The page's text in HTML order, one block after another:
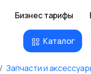
Бизнес тарифы
Каталог
Запчасти и